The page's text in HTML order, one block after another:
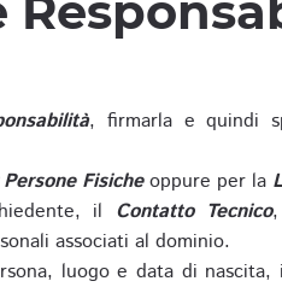
, firmarla e quindi
Fisicheoppure per la
il Contatto Tecnico
associati al dominio.
luogo e data di nascita,